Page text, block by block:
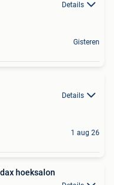
Details
Gisteren
Details
1 aug 26
hoeksalon